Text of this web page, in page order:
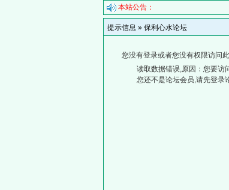
本站公告：
提示信息 » 保利心水论坛
您没有登录或者您没有权限访问
读取数据错误,原因：您要访
您还不是论坛会员,请先登录